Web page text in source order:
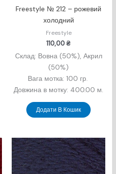
Freestyle № 212 – рожевий
холодний
Freestyle
110,00₴
Склад: Вовна (50%), Акрил
(50%)
Вага мотка: 100 гр.
Довжина в мотку: 400.00 м.
Додати В Кошик